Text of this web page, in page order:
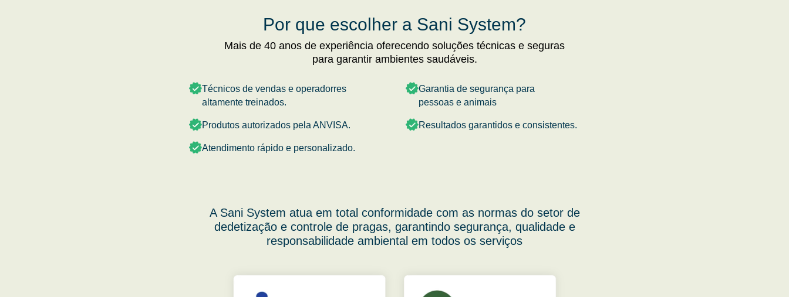
Por que escolher a Sani System?
Mais de 40 anos de experiência oferecendo soluções técnicas e seguras
para garantir ambientes saudáveis.
Técnicos de vendas e operadorres
altamente treinados.
Produtos autorizados pela ANVISA.
Atendimento rápido e personalizado.
Garantia de segurança para
pessoas e animais
Resultados garantidos e consistentes.
A Sani System atua em total conformidade com as normas do setor de
dedetização e controle de pragas, garantindo segurança, qualidade e
responsabilidade ambiental em todos os serviços